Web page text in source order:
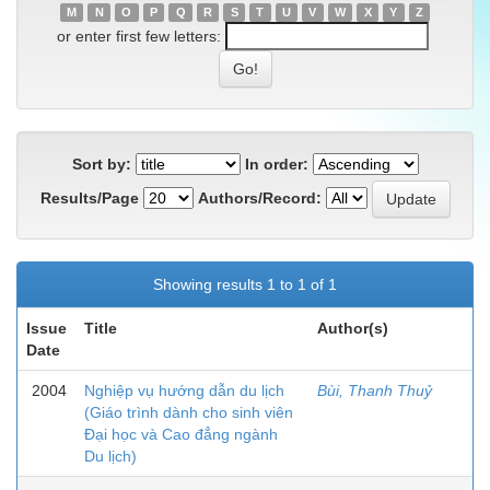
M
N O P Q R S T U V W X Y Z
or enter first few letters:
Sort by:
In order:
Results/Page
Authors/Record:
Showing results 1 to 1 of 1
Issue
Date
Title Author(s)
2004
Nghiệp vụ hướng dẫn du lịch
(Giáo trình dành cho sinh viên
Đại học và Cao đẳng ngành
Du lịch)
Bùi, Thanh Thuỷ